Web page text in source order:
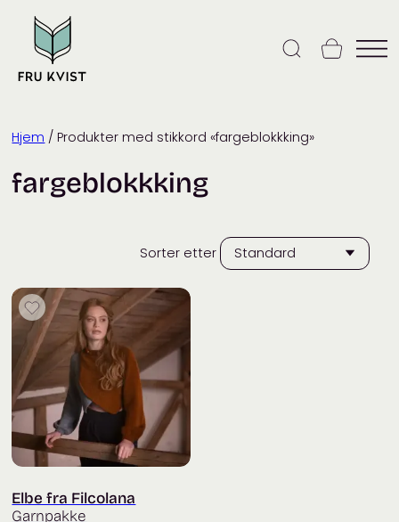
content
Hjem / Produkter med stikkord «fargeblokkking»
fargeblokkking
Sorter etter
Elbe fra Filcolana
Garnpakke